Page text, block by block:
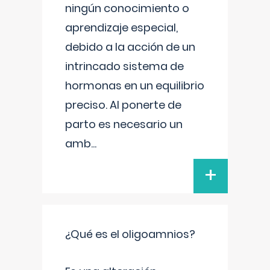
ningún conocimiento o
aprendizaje especial,
debido a la acción de un
intrincado sistema de
hormonas en un equilibrio
preciso. Al ponerte de
parto es necesario un
amb...
+
¿Qué es el oligoamnios?